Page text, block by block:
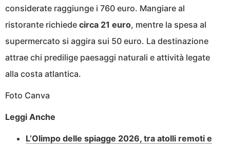
considerate raggiunge i 760 euro. Mangiare al
ristorante richiede circa 21 euro, mentre la spesa al
supermercato si aggira sui 50 euro. La destinazione
attrae chi predilige paesaggi naturali e attività legate
alla costa atlantica.
Foto Canva
Leggi Anche
L’Olimpo delle spiagge 2026, tra atolli remoti e